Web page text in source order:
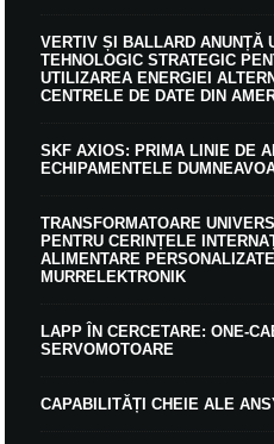
VERTIV ȘI BALLARD ANUNȚĂ
TEHNOLOGIC STRATEGIC
UTILIZAREA ENERGIEI
CENTRELE DE DATE DIN
SKF AXIOS: PRIMA LINIE DE
ECHIPAMENTELE
TRANSFORMATOARE
PENTRU CERINȚELE
ALIMENTARE
MURRELEKTRONIK
LAPP ÎN CERCETARE: ONE-
SERVOMOTOARE
CAPABILITĂȚI CHEIE ALE